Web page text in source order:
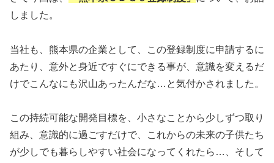
しました。
当社も、熊本県の企業として、この登録制度に申請するに
あたり、意外と身近ですぐにできる事が、意識を変えるだ
けでこんなにも沢山あったんだな…と気付かされました。
この持続可能な開発目標を、小さなことから少しずつ取り
組み、意識的に過ごすだけで、これからの未来の子供たち
が少しでも暮らしやすい社会になってくれたら…、そして